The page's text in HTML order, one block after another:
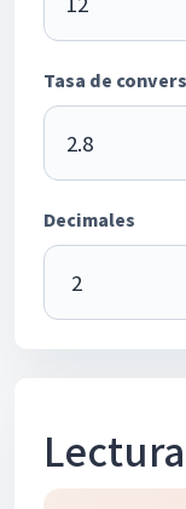
Tasa de
Decimales